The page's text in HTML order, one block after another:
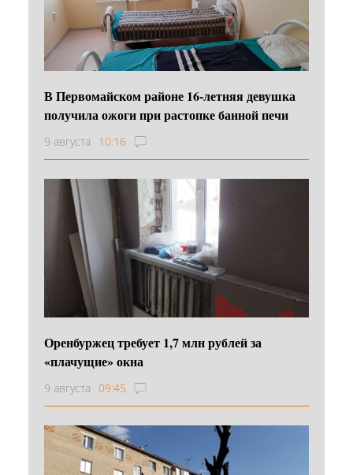
В Первомайском районе 16‑летняя девушка
получила ожоги при растопке банной печи
9 августа 10:16
Оренбуржец требует 1,7 млн рублей за
«плачущие» окна
9 августа 09:45